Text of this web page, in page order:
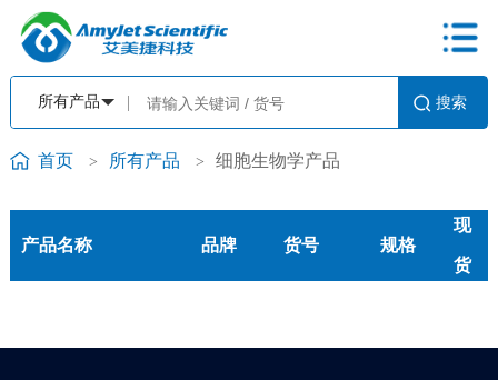
首页 > 所有产品 > 细胞生物学产品
产品名称 品牌 货号 规格
现
货